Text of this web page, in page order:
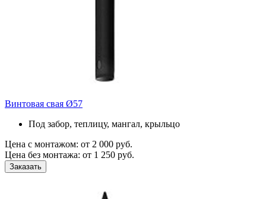
Винтовая свая Ø57
Под забор, теплицу, мангал, крыльцо
Цена с монтажом: от 2 000 руб.
Цена без монтажа: от 1 250 руб.
Заказать